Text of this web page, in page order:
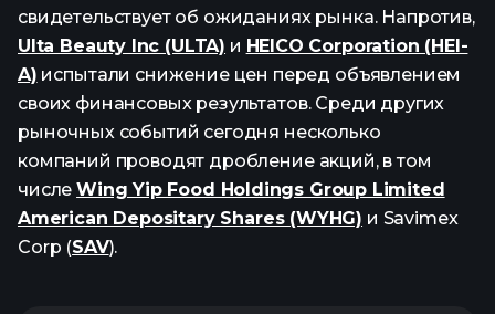
свидетельствует об ожиданиях рынка. Напротив,
Ulta Beauty Inc (ULTA) и HEICO Corporation (HEI-
A) испытали снижение цен перед объявлением
своих финансовых результатов. Среди других
рыночных событий сегодня несколько
компаний проводят дробление акций, в том
числеWing Yip Food Holdings Group Limited
American Depositary Shares (WYHG) и Savimex
Corp (SAV).